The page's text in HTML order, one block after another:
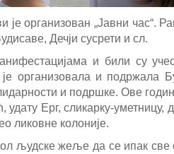
организован „Јавни час“.
Дечји сусрети и сл.
и били су
је организовала и подржала
и подршке. Ове
Ерг, сликарку-уметницу,
ликовне колоније.
људске жеље да се ипак све